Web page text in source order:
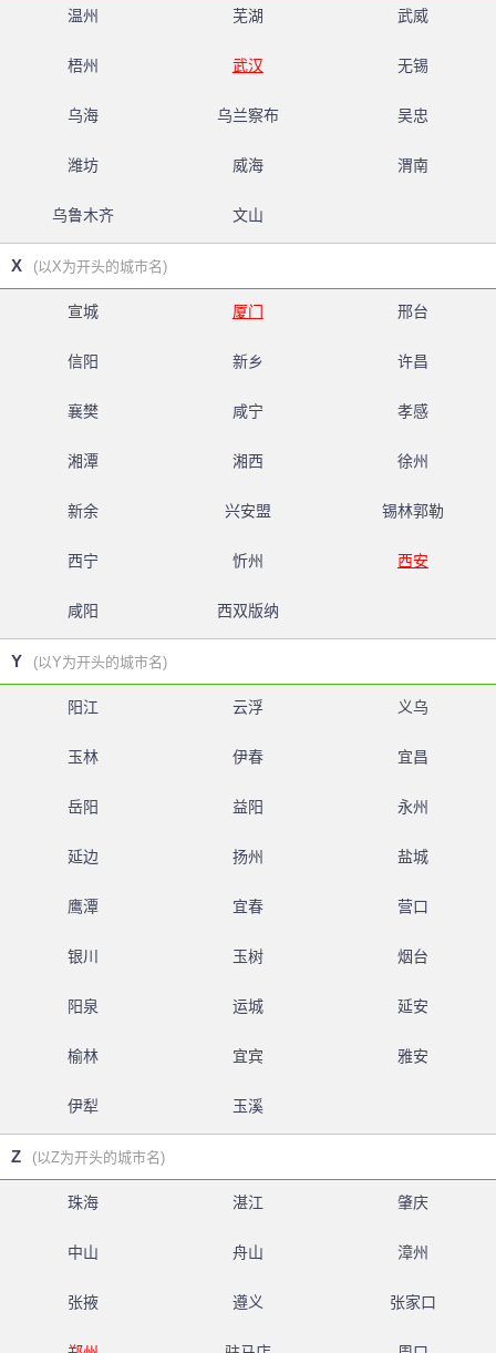
温州 芜湖 武威
梧州 武汉 无锡
乌海 乌兰察布 吴忠
潍坊 威海 渭南
乌鲁木齐 文山
X (以X为开头的城市名)
宣城 厦门 邢台
信阳 新乡 许昌
襄樊 咸宁 孝感
湘潭 湘西 徐州
新余 兴安盟 锡林郭勒
西宁 忻州 西安
咸阳 西双版纳
Y (以Y为开头的城市名)
阳江 云浮 义乌
玉林 伊春 宜昌
岳阳 益阳 永州
延边 扬州 盐城
鹰潭 宜春 营口
银川 玉树 烟台
阳泉 运城 延安
榆林 宜宾 雅安
伊犁 玉溪
Z (以Z为开头的城市名)
珠海 湛江 肇庆
中山 舟山 漳州
张掖 遵义 张家口